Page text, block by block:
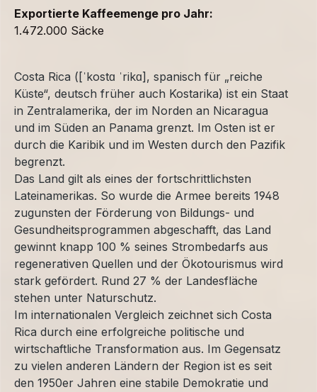
Exportierte Kaffeemenge pro Jahr:
1.472.000 Säcke
Costa Rica ([ˈkostɑ ˈrikɑ], spanisch für „reiche
Küste“, deutsch früher auch Kostarika) ist ein Staat
in Zentralamerika, der im Norden an Nicaragua
und im Süden an Panama grenzt. Im Osten ist er
durch die Karibik und im Westen durch den Pazifik
begrenzt.
Das Land gilt als eines der fortschrittlichsten
Lateinamerikas. So wurde die Armee bereits 1948
zugunsten der Förderung von Bildungs- und
Gesundheitsprogrammen abgeschafft, das Land
gewinnt knapp 100 % seines Strombedarfs aus
regenerativen Quellen und der Ökotourismus wird
stark gefördert. Rund 27 % der Landesfläche
stehen unter Naturschutz.
Im internationalen Vergleich zeichnet sich Costa
Rica durch eine erfolgreiche politische und
wirtschaftliche Transformation aus. Im Gegensatz
zu vielen anderen Ländern der Region ist es seit
den 1950er Jahren eine stabile Demokratie und